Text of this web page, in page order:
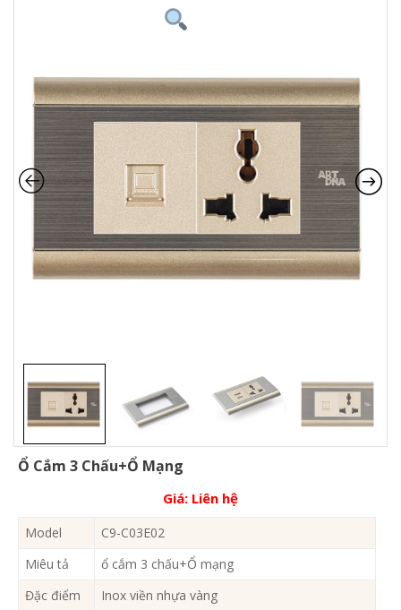
Ổ Cắm 3 Chấu+Ổ Mạng
Giá: Liên hệ
Model
C9-C03E02
Miêu tả
ổ cắm 3 chấu+Ổ mạng
Đặc điểm
Inox viền nhựa vàng